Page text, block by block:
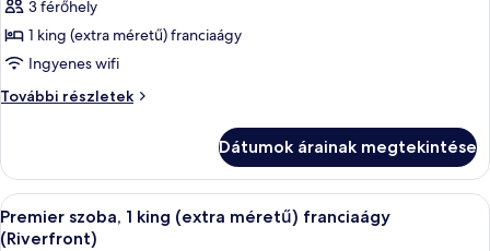
Capella,
Lakosztály,
king
franciaágy
3 férőhely
1 king (extra méretű) franciaágy
Ingyenes wifi
További részletek
Capella,
(extra
méretű)
franciaágy
további
Dátumok árainak megtekintése
A
következő
Premier szoba, 1 king (extra
6
Premier szoba, 1 king (extra méretű) franciaágy
(Riverfront)